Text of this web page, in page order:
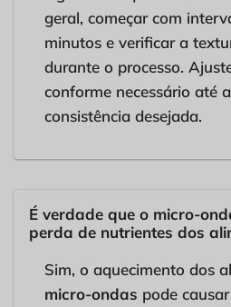
geral, começar com
minutos e verificar a
durante o processo.
conforme necessário até
consistência desejada.
É verdade que o micro-
perda de nutrientes dos
Sim, o aquecimento dos
micro-ondas pode causar